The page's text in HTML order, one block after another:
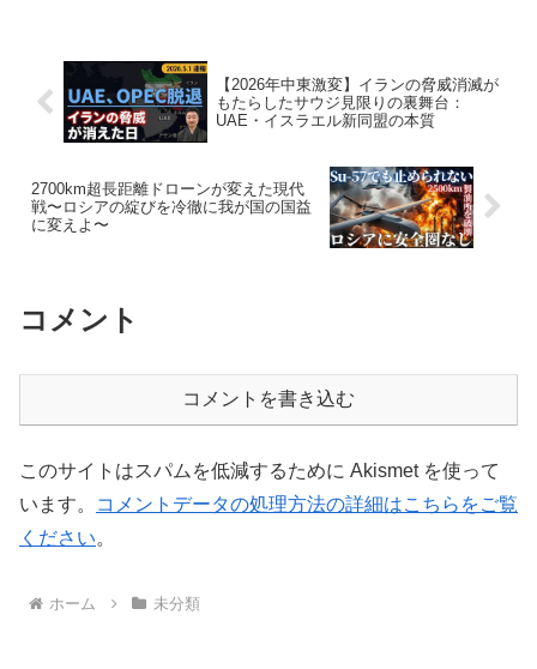
【2026年中東激変】イランの脅威消滅が
もたらしたサウジ見限りの裏舞台：
UAE・イスラエル新同盟の本質
2700km超長距離ドローンが変えた現代
戦〜ロシアの綻びを冷徹に我が国の国益
に変えよ〜
コメント
コメントを書き込む
このサイトはスパムを低減するために Akismet を使って
います。
コメントデータの処理方法の詳細はこちらをご覧
ください。
ホーム 未分類